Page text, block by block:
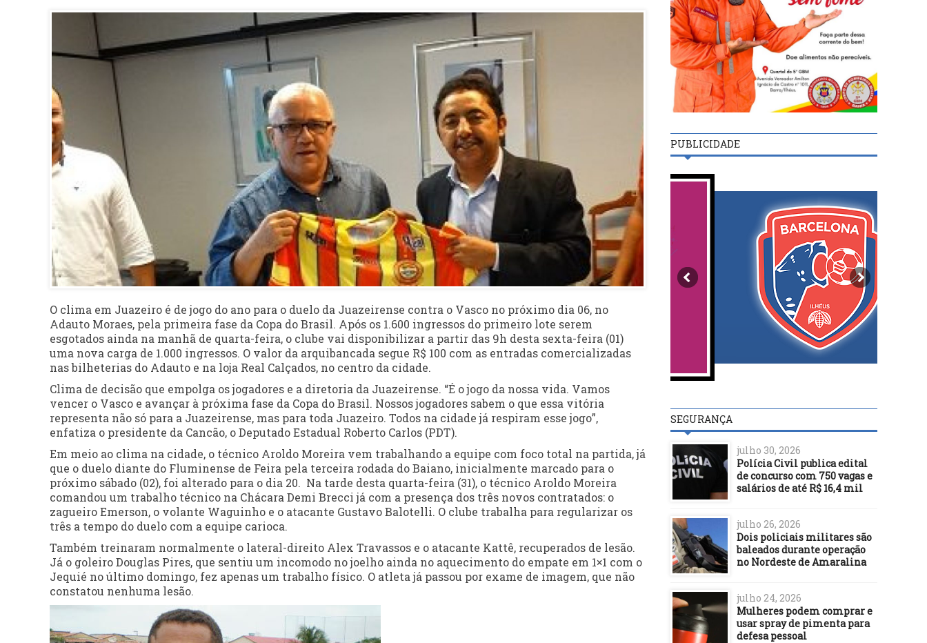
O clima em Juazeiro é de jogo do ano para o duelo da Juazeirense contra o Vasco no próximo dia 06, no
Adauto Moraes, pela primeira fase da Copa do Brasil. Após os 1.600 ingressos do primeiro lote serem
esgotados ainda na manhã de quarta-feira, o clube vai disponibilizar a partir das 9h desta sexta-feira (01)
uma nova carga de 1.000 ingressos. O valor da arquibancada segue R$ 100 com as entradas comercializadas
nas bilheterias do Adauto e na loja Real Calçados, no centro da cidade.
Clima de decisão que empolga os jogadores e a diretoria da Juazeirense. “É o jogo da nossa vida. Vamos
vencer o Vasco e avançar à próxima fase da Copa do Brasil. Nossos jogadores sabem o que essa vitória
representa não só para a Juazeirense, mas para toda Juazeiro. Todos na cidade já respiram esse jogo”,
enfatiza o presidente da Cancão, o Deputado Estadual Roberto Carlos (PDT).
Em meio ao clima na cidade, o técnico Aroldo Moreira vem trabalhando a equipe com foco total na partida, já
que o duelo diante do Fluminense de Feira pela terceira rodada do Baiano, inicialmente marcado para o
próximo sábado (02), foi alterado para o dia 20. Na tarde desta quarta-feira (31), o técnico Aroldo Moreira
comandou um trabalho técnico na Chácara Demi Brecci já com a presença dos três novos contratados: o
zagueiro Emerson, o volante Waguinho e o atacante Gustavo Balotelli. O clube trabalha para regularizar os
três a tempo do duelo com a equipe carioca.
Também treinaram normalmente o lateral-direito Alex Travassos e o atacante Kattê, recuperados de lesão.
Já o goleiro Douglas Pires, que sentiu um incomodo no joelho ainda no aquecimento do empate em 1×1 com o
Jequié no último domingo, fez apenas um trabalho físico. O atleta já passou por exame de imagem, que não
constatou nenhuma lesão.
PUBLICIDADE
SEGURANÇA
julho 30, 2026
Polícia Civil publica edital
de concurso com 750 vagas e
salários de até R$ 16,4 mil
julho 26, 2026
Dois policiais militares são
baleados durante operação
no Nordeste de Amaralina
julho 24, 2026
Mulheres podem comprar e
usar spray de pimenta para
defesa pessoal